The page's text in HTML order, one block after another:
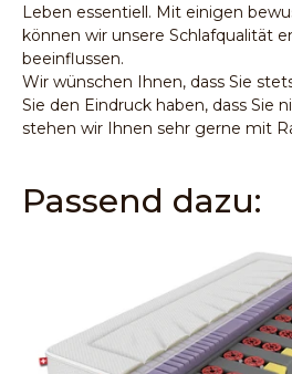
Leben essentiell. Mit einigen
können wir unsere Schlafqualität
beeinflussen.
Wir wünschen Ihnen, dass Sie
Sie den Eindruck haben, dass Sie
stehen wir Ihnen sehr gerne mit
Passend dazu: